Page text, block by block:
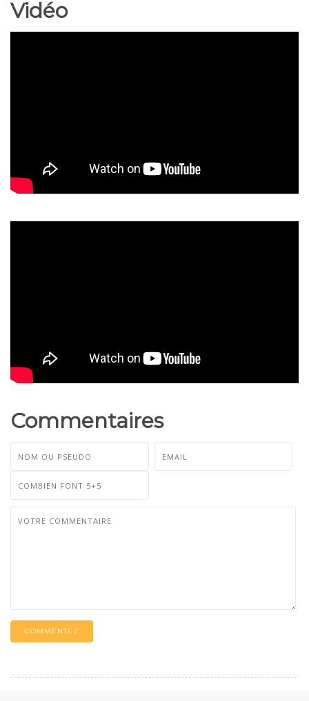
Vidéo
Commentaires
COMMENTEZ